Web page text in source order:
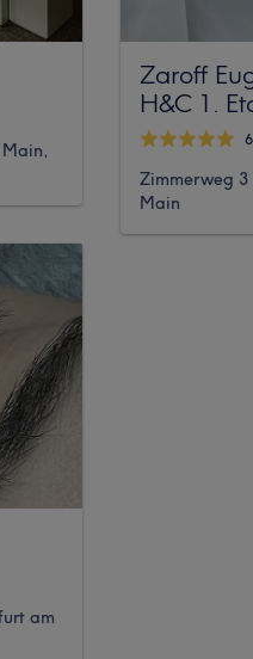
am
Zaroff
H&C 1.
Zimmerweg 3
Main